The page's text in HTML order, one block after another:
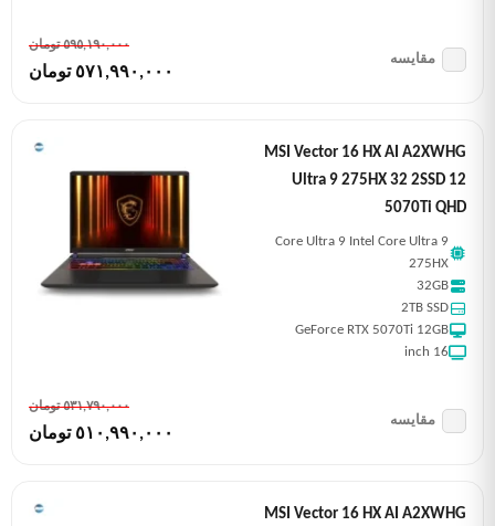
٥٩٥,١٩٠,٠٠٠ تومان
٥٧١,٩٩٠,٠٠٠ تومان
مقایسه
MSI Vector 16 HX AI A2XWHG
Ultra 9 275HX 32 2SSD 12
5070Ti QHD
Core Ultra 9 Intel Core Ultra 9
275HX
32GB
2TB SSD
GeForce RTX 5070Ti 12GB
16 inch
٥٣١,٧٩٠,٠٠٠ تومان
٥١٠,٩٩٠,٠٠٠ تومان
مقایسه
MSI Vector 16 HX AI A2XWHG